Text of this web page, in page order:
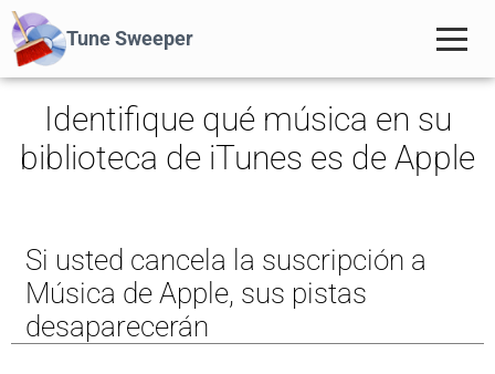
Tune Sweeper
Identifique qué música en su
biblioteca de iTunes es de Apple
Si usted cancela la suscripción a
Música de Apple, sus pistas
desaparecerán